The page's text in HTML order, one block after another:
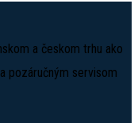
a českom trhu ako
pozáručným servisom